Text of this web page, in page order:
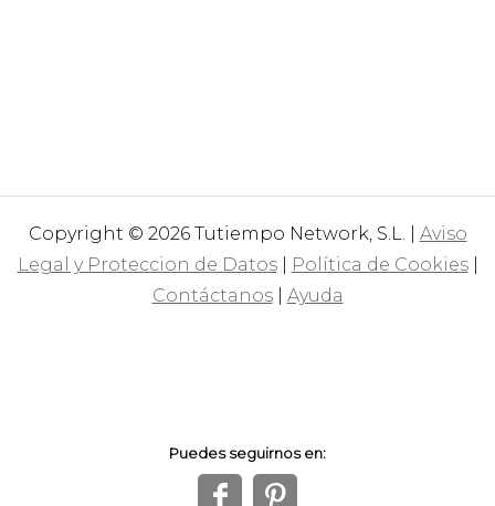
Copyright © 2026 Tutiempo Network, S.L. | Aviso
Legal y Proteccion de Datos| Política de Cookies|
Contáctanos| Ayuda
Puedes seguirnos en:
f 1